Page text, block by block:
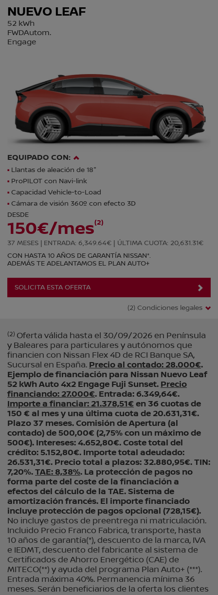
NUEVO LEAF
52 kWh
FWDAutom.
Engage
EQUIPADO CON:
Llantas de aleación de 18"
ProPILOT con Navi-link
Capacidad Vehicle-to-Load
Cámara de visión 360º con efecto 3D
DESDE
150€/mes(2)
37 MESES | ENTRADA: 6,349.64€ | ÚLTIMA CUOTA: 20,631.31€
CON HASTA 10 AÑOS DE GARANTÍA NISSAN*.
ADEMÁS TE ADELANTAMOS EL PLAN AUTO+
SOLICITA ESTA OFERTA
(2) Condiciones legales
(2) Oferta válida hasta el 30/09/2026 en Península
y Baleares para particulares y autónomos que
financien con Nissan Flex 4D de RCI Banque SA,
Sucursal en España. Precio al contado: 28.000€.
Ejemplo de financiación para Nissan Nuevo Leaf
52 kWh Auto 4x2 Engage Fuji Sunset. Precio
financiando: 27.000€. Entrada: 6.349,64€.
Importe a financiar: 21.378,51€ en 36 cuotas de
150 € al mes y una última cuota de 20.631,31€.
Plazo 37 meses. Comisión de Apertura (al
contado) de 500,00€ (2,75% con un máximo de
500€). Intereses: 4.652,80€. Coste total del
crédito: 5.152,80€. Importe total adeudado:
26.531,31€. Precio total a plazos: 32.880,95€. TIN:
7,20%. TAE: 8,38%. La protección de pagos no
forma parte del coste de la financiación a
efectos del cálculo de la TAE. Sistema de
amortización francés. El importe financiado
incluye protección de pagos opcional (728,15€).
No incluye gastos de preentrega ni matriculación.
Incluido Precio Franco Fabrica, transporte, hasta
10 años de garantía(*), descuento de la marca, IVA
e IEDMT, descuento del fabricante al sistema de
Certificados de Ahorro Energético (CAE) de
MITECO(**) y ayuda del programa Plan Auto+ (***).
Entrada máxima 40%. Permanencia mínima 36
meses. Serán beneficiarios de la oferta los clientes